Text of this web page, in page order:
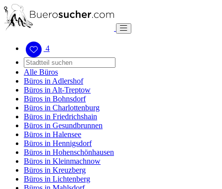
4
Alle Büros
Büros in Adlershof
Büros in Alt-Treptow
Büros in Bohnsdorf
Büros in Charlottenburg
Büros in Friedrichshain
Büros in Gesundbrunnen
Büros in Halensee
Büros in Hennigsdorf
Büros in Hohenschönhausen
Büros in Kleinmachnow
Büros in Kreuzberg
Büros in Lichtenberg